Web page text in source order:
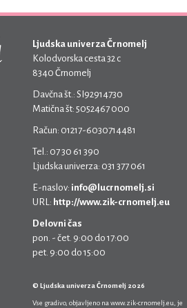
Ljudska univerza Črnomelj
Kolodvorska cesta 32 c
8340 Črnomelj
Davčna št.: SI92914730
Matična št: 5052467 000
Račun: 01217-6030714481
Tel.: 07 30 61 390
Ljudska univerza: 031 377 061
E-naslov: info@lucrnomelj.si
URL: http://www.zik-crnomelj.eu
Delovni čas
pon. - čet. 9:00 do 17:00
pet. 9:00 do 15:00
© Ljudska univerza Črnomelj 2026
Vse gradivo, objavljeno na www.zik-crnomelj.eu , je